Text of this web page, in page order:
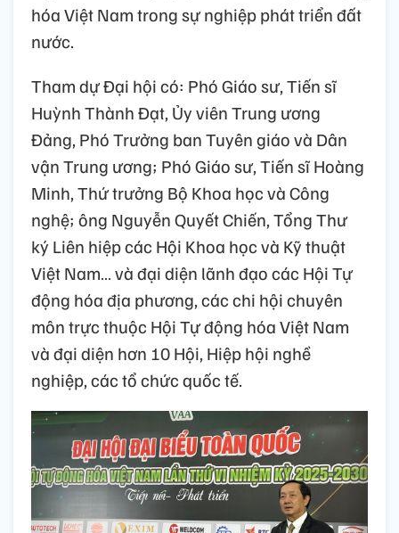
hóa Việt Nam trong sự nghiệp phát triển đất
nước.
Tham dự Đại hội có: Phó Giáo sư, Tiến sĩ
Huỳnh Thành Đạt, Ủy viên Trung ương
Đảng, Phó Trưởng ban Tuyên giáo và Dân
vận Trung ương; Phó Giáo sư, Tiến sĩ Hoàng
Minh, Thứ trưởng Bộ Khoa học và Công
nghệ; ông Nguyễn Quyết Chiến, Tổng Thư
ký Liên hiệp các Hội Khoa học và Kỹ thuật
Việt Nam… và đại diện lãnh đạo các Hội Tự
động hóa địa phương, các chi hội chuyên
môn trực thuộc Hội Tự động hóa Việt Nam
và đại diện hơn 10 Hội, Hiệp hội nghề
nghiệp, các tổ chức quốc tế.